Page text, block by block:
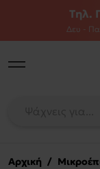
Τηλ.
Δευ -
Αρχική /